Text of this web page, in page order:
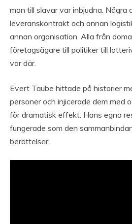
man till slavar var inbjudna. Några
leveranskontrakt och annan
annan organisation. Alla från
företagsägare till politiker till
var där.
Evert Taube hittade på historier
personer och injicerade dem med
för dramatisk effekt. Hans egna
fungerade som den
berättelser.